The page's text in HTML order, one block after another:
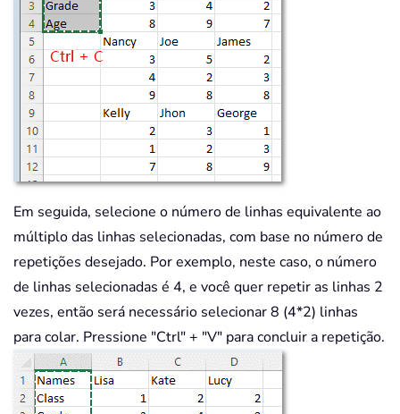
Em seguida, selecione o número de linhas equivalente ao
múltiplo das linhas selecionadas, com base no número de
repetições desejado. Por exemplo, neste caso, o número
de linhas selecionadas é 4, e você quer repetir as linhas 2
vezes, então será necessário selecionar 8 (4*2) linhas
para colar. Pressione "Ctrl" + "V" para concluir a repetição.